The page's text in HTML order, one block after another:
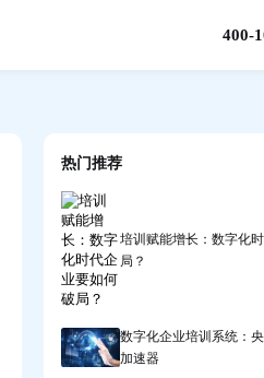
400-
热门推荐
培训赋能增长：数字化
局？
数字化企业培训系统：
加速器